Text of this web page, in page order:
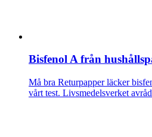
Bisfenol A från
Må bra Returpapper läcker
vårt test. Livsmedelsverket